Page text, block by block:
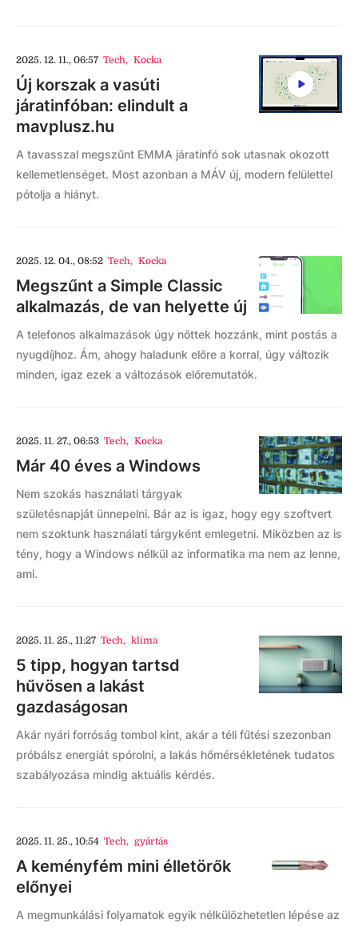
2025. 12. 11., 06:57 Tech, Kocka
Új korszak a vasúti
járatinfóban: elindult a
mavplusz.hu
A tavasszal megszűnt EMMA járatinfó sok utasnak okozott
kellemetlenséget. Most azonban a MÁV új, modern felülettel
pótolja a hiányt.
2025. 12. 04., 08:52 Tech, Kocka
Megszűnt a Simple Classic
alkalmazás, de van helyette új
A telefonos alkalmazások úgy nőttek hozzánk, mint postás a
nyugdíjhoz. Ám, ahogy haladunk előre a korral, úgy változik
minden, igaz ezek a változások előremutatók.
2025. 11. 27., 06:53 Tech, Kocka
Már 40 éves a Windows
Nem szokás használati tárgyak
születésnapját ünnepelni. Bár az is igaz, hogy egy szoftvert
nem szoktunk használati tárgyként emlegetni. Miközben az is
tény, hogy a Windows nélkül az informatika ma nem az lenne,
ami.
2025. 11. 25., 11:27 Tech, klíma
5 tipp, hogyan tartsd
hűvösen a lakást
gazdaságosan
Akár nyári forróság tombol kint, akár a téli fűtési szezonban
próbálsz energiát spórolni, a lakás hőmérsékletének tudatos
szabályozása mindig aktuális kérdés.
2025. 11. 25., 10:54 Tech, gyártás
A keményfém mini élletörők
előnyei
A megmunkálási folyamatok egyik nélkülözhetetlen lépése az